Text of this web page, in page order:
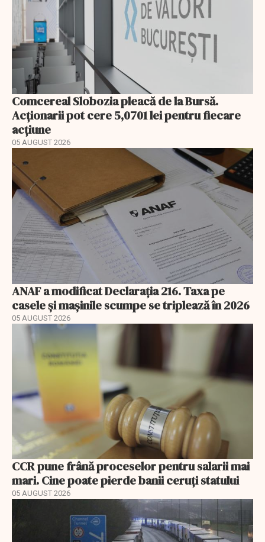
Comcereal Slobozia pleacă de la Bursă.
Acționarii pot cere 5,0701 lei pentru fiecare
acțiune
05 AUGUST 2026
ANAF a modificat Declarația 216. Taxa pe
casele și mașinile scumpe se triplează în 2026
05 AUGUST 2026
CCR pune frână proceselor pentru salarii mai
mari. Cine poate pierde banii ceruți statului
05 AUGUST 2026